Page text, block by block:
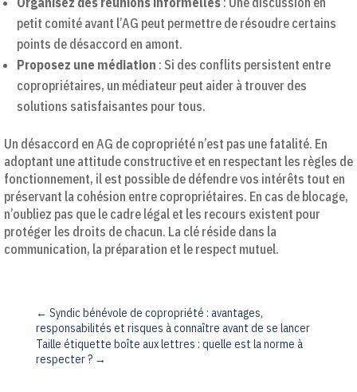
petit comité avant l’AG peut permettre de résoudre certains
points de désaccord en amont.
Proposez une médiation : Si des conflits persistent entre
copropriétaires, un médiateur peut aider à trouver des
solutions satisfaisantes pour tous.
Un désaccord en AG de copropriété n’est pas une fatalité. En
adoptant une attitude constructive et en respectant les règles de
fonctionnement, il est possible de défendre vos intérêts tout en
préservant la cohésion entre copropriétaires. En cas de blocage,
n’oubliez pas que le cadre légal et les recours existent pour
protéger les droits de chacun. La clé réside dans la
communication, la préparation et le respect mutuel.
← Syndic bénévole de copropriété : avantages,
responsabilités et risques à connaître avant de se lancer
Taille étiquette boîte aux lettres : quelle est la norme à
respecter ?→